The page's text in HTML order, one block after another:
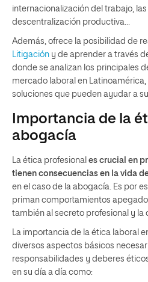
internacionalización del trabajo,
descentralización productiva…
Además, ofrece la posibilidad de
Litigación y de aprender a través
donde se analizan los principales
mercado laboral en
soluciones que pueden ayudar a
Importancia de la
abogacía
La ética profesional es crucial en
tienen consecuencias en la vida
en el caso de la abogacía. Es por
priman comportamientos
también al secreto profesional y la
La importancia de la ética laboral
diversos aspectos básicos
responsabilidades y deberes
en su día a día como: